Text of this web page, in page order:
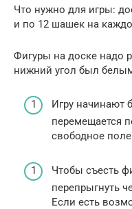
Что нужно для игры:
и по 12 шашек на
Фигуры на доске надо
нижний угол был
Игру начинают
перемещается
свободное
Чтобы съесть
перепрыгнуть
Если есть